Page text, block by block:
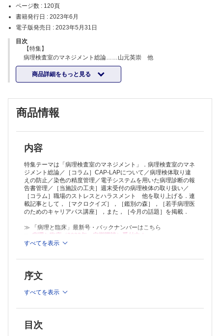
ページ数 : 120頁
書籍発行日 : 2023年6月
電子版発売日 : 2023年5月31日
目次
【特集】
病理検査室のマネジメント総論……山元英崇 他
病理検査室における品質管理ISO15189の実際……下山則彦
【コラム】CAP-LAPについて……前田大地
円滑な病理検査室運営のための病理医の役割─全国大学病院病理診断
病理検体取り違えの防止……滝野 寿
染色の精度管理……吉田 誠 他
【当施設の工夫】既読管理―病理報告書の未読を防ぐ取り組み―……西
田晶子 他
【当施設の工夫】内部精度管理と連動した力量評価と教育研修―腫瘍細
胞含有率判定を例として―……山本猛雄
【当施設の工夫】魚肉ソーセージブロックとデジタル画像解析を活用し
た薄切の精度管理……藤本翔大 他
【当施設の工夫】週末受付の病理検体の取り扱い……林 裕司
【当施設の工夫】肺癌遺伝子検査の精度管理と臨床とのコミュニケーシ
ョン……酒井麻衣 他
【コラム】職場のストレスとハラスメント……野村恭子
【連載】
・マクロクイズ
大迫 智
・鑑別の森
［21］
Answer 1：森谷卓也
［19］
病理医の徒然草……榎本 眞
商品詳細をもっと見る
商品情報
内容
特集テーマは「病理検査室のマネジメント」．病理検査室のマネ
ジメント総論／［コラム］CAP-LAPについて／病理検体取り違
えの防止／染色の精度管理／電子システムを用いた病理診断の報
告書管理／［当施設の工夫］週末受付の病理検体の取り扱い／
［コラム］職場のストレスとハラスメント 他を取り上げる．連
載記事として，［マクロクイズ］，［鑑別の森］，［若手病理医
のためのキャリアパス講座］，また，［今月の話題］を掲載．
≫ 「病理と臨床」最新号・バックナンバーはこちら
病理と臨床（2023年・定期購読）受付中！
製品のご購入後、「購入済ライセンス一覧」より、オンライン環
認ください。
推奨ブラウザ： Firefox 最新版 / Google Chrome 最新版 / Safari
最新版
すべてを表示
序文
すべてを表示
目次